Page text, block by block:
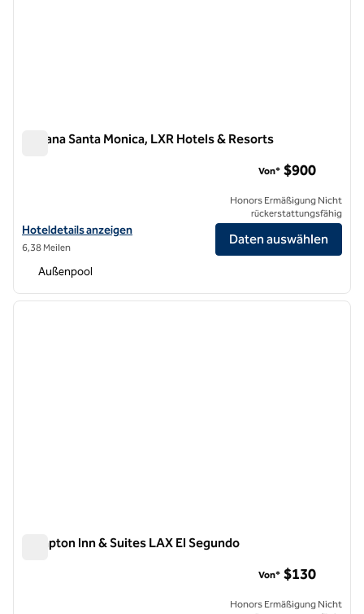
Oceana Santa Monica, LXR Hotels & Resorts
Hoteldetails für Oceana Santa Monica, LXR Hotels & Resorts
Hoteldetails anzeigen
6,38 Meilen
Von* $900
Honors Ermäßigung Nicht
rückerstattungsfähig
Daten auswählen
Außenpool
1 von 11
Hampton Inn & Suites LAX El Segundo
Von* $130
Honors Ermäßigung Nicht